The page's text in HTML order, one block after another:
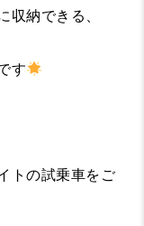
収納できる、
す
トの試乗車をご